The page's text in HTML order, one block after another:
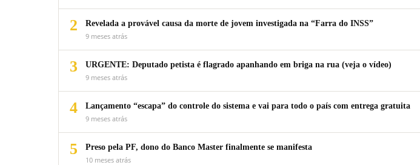
2
Revelada a provável causa da morte de jovem investigada na “Farra do INSS”
9 meses atrás
3
URGENTE: Deputado petista é flagrado apanhando em briga na rua (veja o vídeo)
9 meses atrás
4
Lançamento “escapa” do controle do sistema e vai para todo o país com entrega gratuita
9 meses atrás
5
Preso pela PF, dono do Banco Master finalmente se manifesta
10 meses atrás